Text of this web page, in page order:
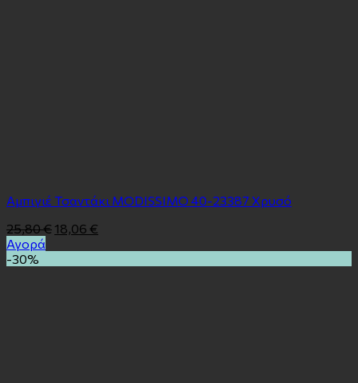
Αμπιγιέ Τσαντάκι MODISSIMO 40-23387 Χρυσό
25,80€ 18,06 €
Αγορά
-30%